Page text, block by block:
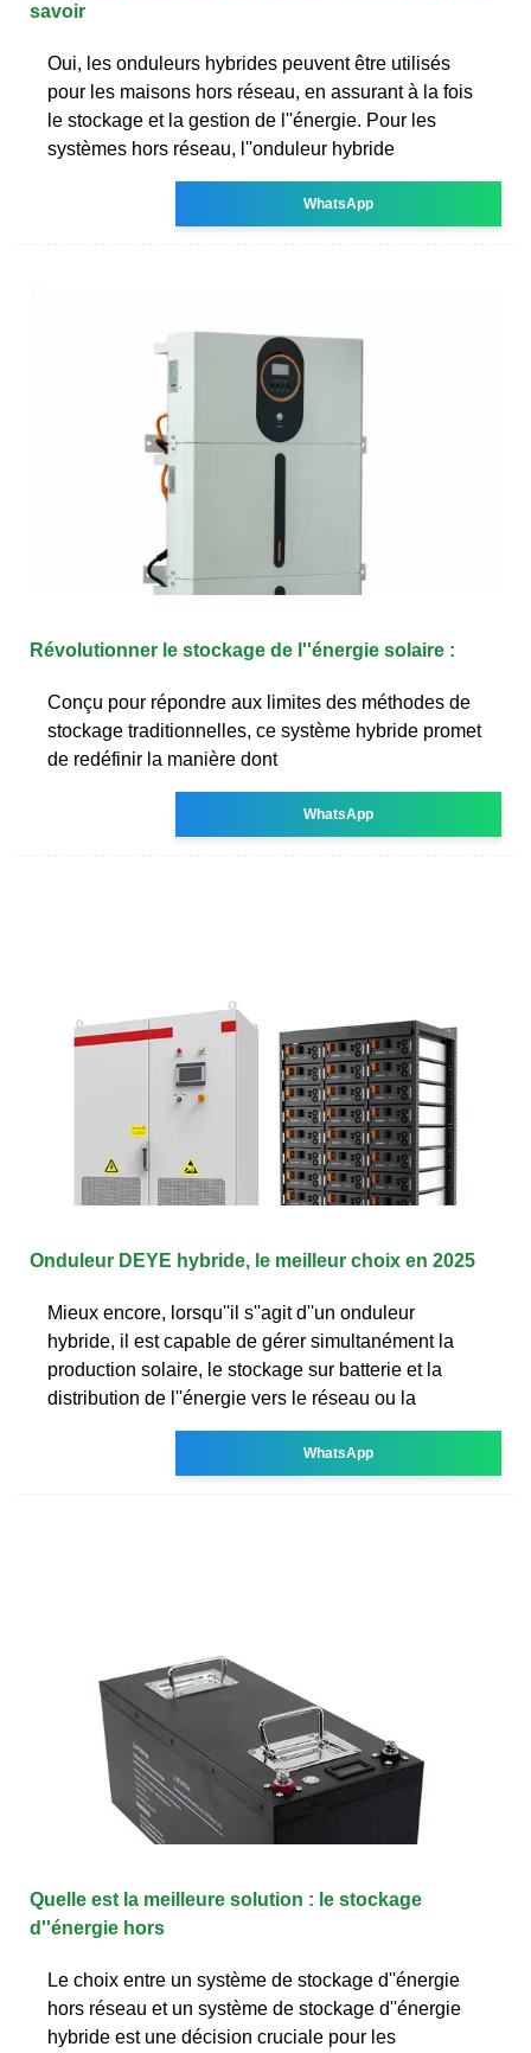
savoir
Oui, les onduleurs hybrides peuvent être utilisés
pour les maisons hors réseau, en assurant à la fois
le stockage et la gestion de l''énergie. Pour les
systèmes hors réseau, l''onduleur hybride
WhatsApp
Révolutionner le stockage de l''énergie solaire :
Conçu pour répondre aux limites des méthodes de
stockage traditionnelles, ce système hybride promet
de redéfinir la manière dont
WhatsApp
Onduleur DEYE hybride, le meilleur choix en 2025
Mieux encore, lorsqu''il s''agit d''un onduleur
hybride, il est capable de gérer simultanément la
production solaire, le stockage sur batterie et la
distribution de l''énergie vers le réseau ou la
WhatsApp
Quelle est la meilleure solution : le stockage
d''énergie hors
Le choix entre un système de stockage d''énergie
hors réseau et un système de stockage d''énergie
hybride est une décision cruciale pour les